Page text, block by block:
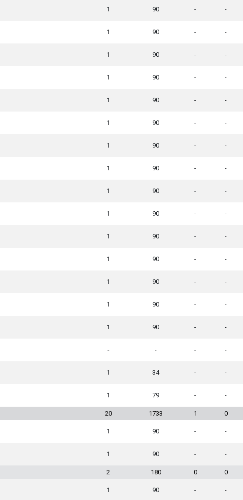
1 90 - -
1 90 - -
1 90 - -
1 90 - -
1 90 - -
1 90 - -
1 90 - -
1 90 - -
1 90 - -
1 90 - -
1 90 - -
1 90 - -
1 90 - -
1 90 - -
1 90 - -
- - - -
1 34 - -
1 79 - -
20 1733 1 0
1 90 - -
1 90 - -
2 180 0 0
1 90 - -